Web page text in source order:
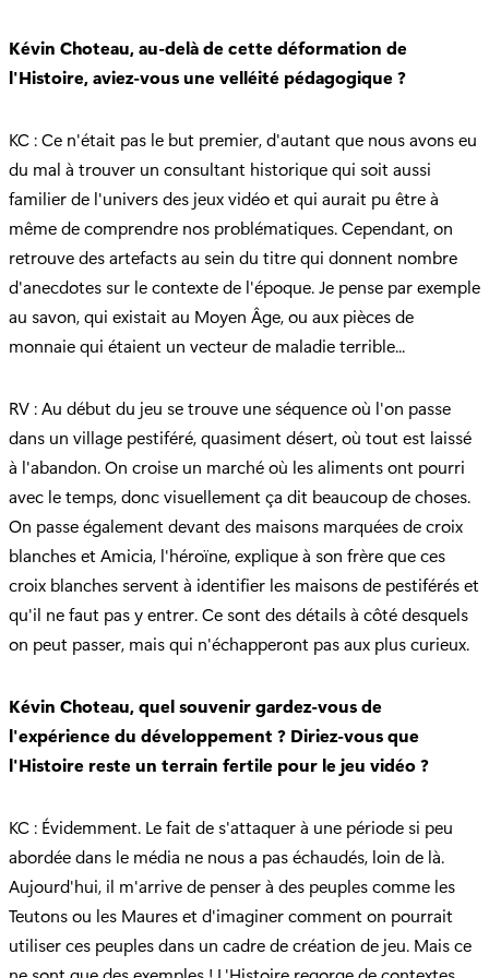
Kévin Choteau, au-delà de cette déformation de
l'Histoire, aviez-vous une velléité pédagogique ?
KC : Ce n'était pas le but premier, d'autant que nous avons eu
du mal à trouver un consultant historique qui soit aussi
familier de l'univers des jeux vidéo et qui aurait pu être à
même de comprendre nos problématiques. Cependant, on
retrouve des artefacts au sein du titre qui donnent nombre
d'anecdotes sur le contexte de l'époque. Je pense par exemple
au savon, qui existait au Moyen Âge, ou aux pièces de
monnaie qui étaient un vecteur de maladie terrible...
RV : Au début du jeu se trouve une séquence où l'on passe
dans un village pestiféré, quasiment désert, où tout est laissé
à l'abandon. On croise un marché où les aliments ont pourri
avec le temps, donc visuellement ça dit beaucoup de choses.
On passe également devant des maisons marquées de croix
blanches et Amicia, l'héroïne, explique à son frère que ces
croix blanches servent à identifier les maisons de pestiférés et
qu'il ne faut pas y entrer. Ce sont des détails à côté desquels
on peut passer, mais qui n'échapperont pas aux plus curieux.
Kévin Choteau, quel souvenir gardez-vous de
l'expérience du développement ? Diriez-vous que
l'Histoire reste un terrain fertile pour le jeu vidéo ?
KC : Évidemment. Le fait de s'attaquer à une période si peu
abordée dans le média ne nous a pas échaudés, loin de là.
Aujourd'hui, il m'arrive de penser à des peuples comme les
Teutons ou les Maures et d'imaginer comment on pourrait
utiliser ces peuples dans un cadre de création de jeu. Mais ce